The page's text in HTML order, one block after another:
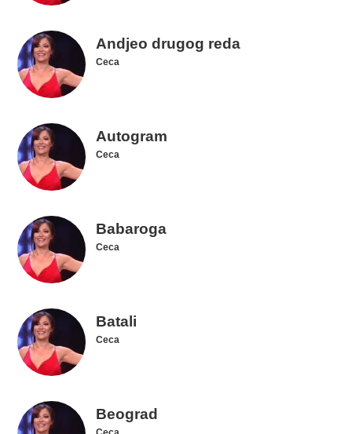
Andjeo drugog reda
Ceca
Autogram
Ceca
Babaroga
Ceca
Batali
Ceca
Beograd